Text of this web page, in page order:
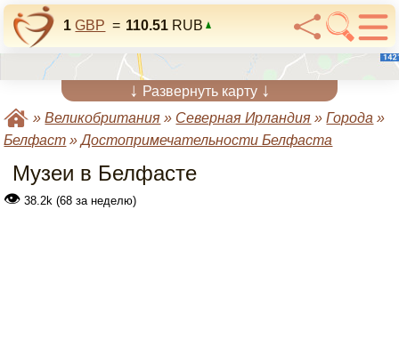
1 GBP = 110.51 RUB
↓ Развернуть карту ↓
»Великобритания » Северная Ирландия »Города »
Белфаст »Достопримечательности Белфаста
Музеи в Белфасте
👁 38.2k (68 за неделю)